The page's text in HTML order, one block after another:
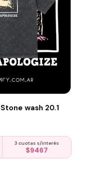
wash 20.1
3 cuotas s/interés
$9467